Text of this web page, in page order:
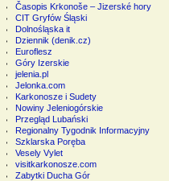
Časopis Krkonoše – Jizerské hory
CIT Gryfów Śląski
Dolnośląska it
Dziennik (denik.cz)
Euroflesz
Góry Izerskie
jelenia.pl
Jelonka.com
Karkonosze i Sudety
Nowiny Jeleniogórskie
Przegląd Lubański
Regionalny Tygodnik Informacyjny
Szklarska Poręba
Vesely Vylet
visitkarkonosze.com
Zabytki Ducha Gór